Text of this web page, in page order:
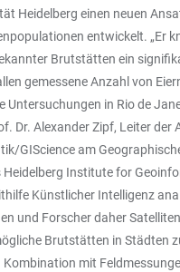
Heidelberg einen neuen
entwickelt. „Er
Brutstätten ein
gemessene Anzahl von
Untersuchungen in Rio de
Dr. Alexander Zipf, Leiter der
GIScience am
Heidelberg Institute for
Künstlicher Intelligenz
und Forscher daher
Brutstätten in Städten
Kombination mit